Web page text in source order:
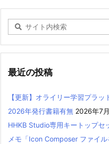
最近の投稿
【更新】オライリー学習プラ
2026年発行書籍有無 2026年7
HHKB Studio専用キートップセ
メモ「Icon Composer ファイ